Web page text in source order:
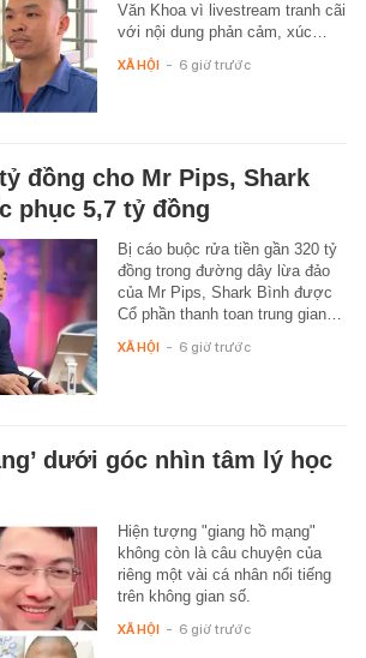
Văn Khoa vì livestream tranh cãi
với nội dung phản cảm, xúc…
XÃ HỘI - 6 giờ trước
đồng cho Mr Pips, Shark
phục 5,7 tỷ đồng
Bị cáo buộc rửa tiền gần 320 tỷ
đồng trong đường dây lừa đảo
của Mr Pips, Shark Bình được
Cổ phần thanh toan trung gian…
XÃ HỘI - 6 giờ trước
dưới góc nhìn tâm lý học
Hiện tượng "giang hồ mạng"
không còn là câu chuyện của
riêng một vài cá nhân nổi tiếng
trên không gian số.
XÃ HỘI - 6 giờ trước